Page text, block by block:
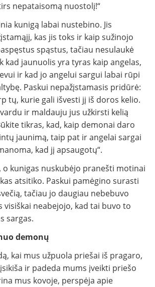
nepataisomą nuostolį!“
kunigą labai nustebino. Jis
kas jis toks ir kaip sužinojo
spąstus, tačiau nesulaukė
kad jaunuolis yra tyras kaip angelas,
ir kad jo angelui sargui labai rūpi
Paskui nepažįstamasis pridūrė:
tų, kurie gali išvesti jį iš doros kelio.
ir maldauju jus užkirsti kelią
tikras, kad, kaip demonai daro
jaunimą, taip pat ir angelai sargai
kad jį apsaugotų“.
o kunigas nuskubėjo pranešti motinai
atsitiko. Paskui pamėgino surasti
tačiau jo daugiau nebebuvo
visiškai neabejojo, kad tai buvo to
sargas.
demonų
kai mus užpuola priešai iš pragaro,
ir padeda mums įveikti priešo
mus kovoje, perspėja apie